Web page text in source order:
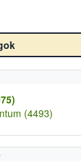
(4493)